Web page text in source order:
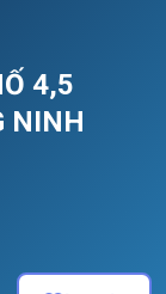
4,5
NINH